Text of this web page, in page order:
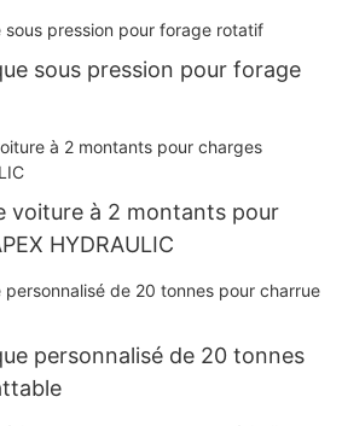
sous pression pour forage
voiture à 2 montants pour
HYDRAULIC
personnalisé de 20 tonnes